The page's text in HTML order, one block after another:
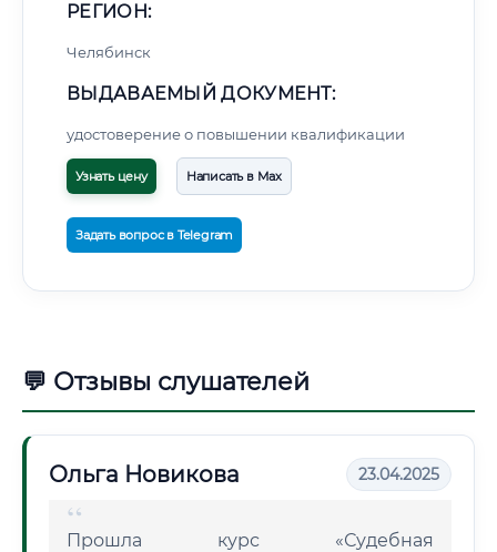
РЕГИОН:
Челябинск
ВЫДАВАЕМЫЙ ДОКУМЕНТ:
удостоверение о повышении квалификации
Узнать цену Написать в Max
Задать вопрос в Telegram
💬 Отзывы слушателей
Ольга Новикова 23.04.2025
Прошла курс «Судебная